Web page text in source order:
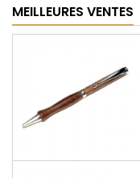
MEILLEURES VENTES